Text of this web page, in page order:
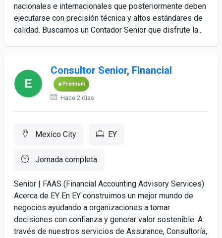
nacionales e internacionales que posteriormente deben
ejecutarse con precisión técnica y altos estándares de
calidad. Buscamos un Contador Senior que disfrute la...
Consultor Senior, Financial
Premium
Hace 2 días
Mexico City EY
Jornada completa
Senior | FAAS (Financial Accounting Advisory Services)
Acerca de EY En EY construimos un mejor mundo de
negocios ayudando a organizaciones a tomar
decisiones con confianza y generar valor sostenible. A
través de nuestros servicios de Assurance, Consultoría,